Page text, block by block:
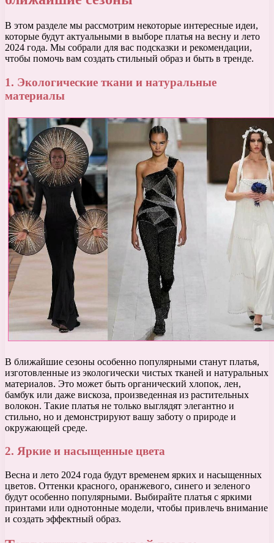
В этом разделе мы рассмотрим некоторые интересные идеи,
которые будут актуальными в выборе платья на весну и лето
2024 года. Мы собрали для вас подсказки и рекомендации,
чтобы помочь вам создать стильный образ и быть в тренде.
1. Экологические ткани и натуральные
материалы
В ближайшие сезоны особенно популярными станут платья,
изготовленные из экологически чистых тканей и натуральных
материалов. Это может быть органический хлопок, лен,
бамбук или даже вискоза, произведенная из растительных
волокон. Такие платья не только выглядят элегантно и
стильно, но и демонстрируют вашу заботу о природе и
окружающей среде.
2. Яркие и насыщенные цвета
Весна и лето 2024 года будут временем ярких и насыщенных
цветов. Оттенки красного, оранжевого, синего и зеленого
будут особенно популярными. Выбирайте платья с яркими
принтами или однотонные модели, чтобы привлечь внимание
и создать эффектный образ.